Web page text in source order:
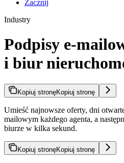
Zacznij
Industry
Podpisy e-
i biur
Kopiuj stronęKopiuj stronę
Umieść najnowsze oferty, dni
mailowym każdego agenta, a
biurze w kilka sekund.
Kopiuj stronęKopiuj stronę